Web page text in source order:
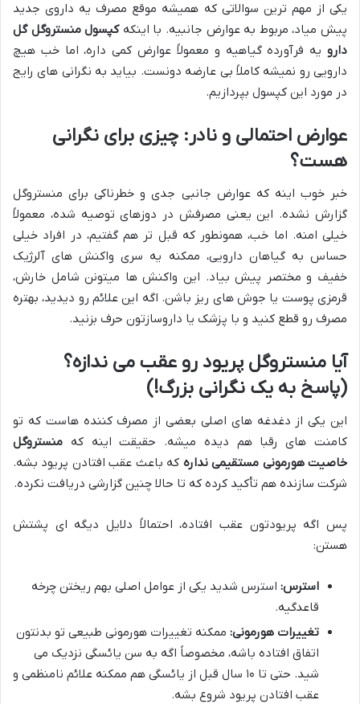
یکی از مهم ترین سوالاتی که همیشه موقع مصرف یه داروی جدید
پیش میاد، مربوط به عوارض جانبیه. با اینکهکپسول منستروگل گل
دارو یه فرآورده گیاهیه و معمولاً عوارض کمی داره، اما خب هیچ
دارویی رو نمیشه کاملاً بی عارضه دونست. بیاید به نگرانی های رایج
در مورد این کپسول بپردازیم.
عوارض احتمالی و نادر: چیزی برای نگرانی
هست؟
خبر خوب اینه که عوارض جانبی جدی و خطرناکی برای منستروگل
گزارش نشده. این یعنی مصرفش در دوزهای توصیه شده، معمولاً
خیلی امنه. اما خب، همونطور که قبل تر هم گفتیم، در افراد خیلی
حساس به گیاهان دارویی، ممکنه یه سری واکنش های آلرژیک
خفیف و مختصر پیش بیاد. این واکنش ها میتونن شامل خارش،
قرمزی پوست یا جوش های ریز باشن. اگه این علائم رو دیدید، بهتره
مصرف رو قطع کنید و با پزشک یا داروسازتون حرف بزنید.
آیا منستروگل پریود رو عقب می ندازه؟
(پاسخ به یک نگرانی بزرگ!)
این یکی از دغدغه های اصلی بعضی از مصرف کننده هاست که تو
کامنت های رقبا هم دیده میشه. حقیقت اینه که منستروگل
خاصیت هورمونی مستقیمی نداره که باعث عقب افتادن پریود بشه.
شرکت سازنده هم تأکید کرده که تا حالا چنین گزارشی دریافت نکرده.
پس اگه پریودتون عقب افتاده، احتمالاً دلایل دیگه ای پشتش
هستن:
استرس: استرس شدید یکی از عوامل اصلی بهم ریختن چرخه
قاعدگیه.
تغییرات هورمونی: ممکنه تغییرات هورمونی طبیعی تو بدنتون
اتفاق افتاده باشه، مخصوصاً اگه به سن یائسگی نزدیک می
شید. حتی تا ۱۰ سال قبل از یائسگی هم ممکنه علائم نامنظمی و
عقب افتادن پریود شروع بشه.